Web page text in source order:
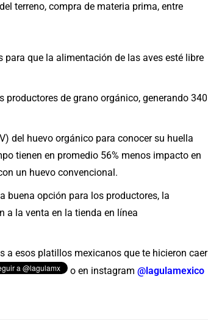
terreno, compra de materia prima, entre
que la alimentación de las aves esté libre
de grano orgánico, generando 340
del huevo orgánico para conocer su huella
tienen en promedio 56% menos impacto en
un huevo convencional.
buena opción para los productores, la
a la venta en la tienda en línea
esos platillos mexicanos que te hicieron caer
o en instagram @lagulamexico